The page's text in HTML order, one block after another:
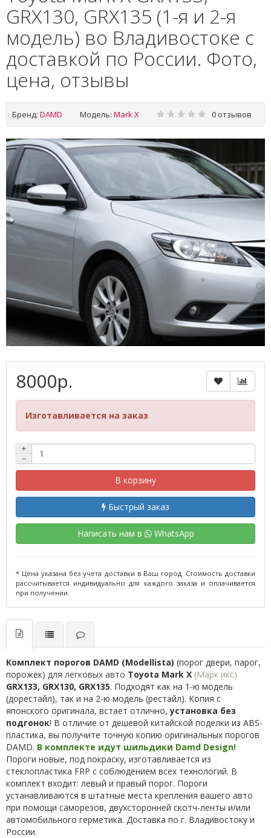
GRX130, GRX135 (1-я и 2-я
модель) во Владивостоке с
доставкой по России. Фото,
цена, отзывы
Бренд: DAMD Модель: Mark X 0 отзывов
8000р.
Изготавливается на заказ
+
−
В корзину
Быстрый заказ
Написать нам в WhatsApp
* Цена указана без учета доставки в Ваш город. Стоимость доставки
рассчитывается индивидуально для каждого заказа и оплачивается
при получении.
Комплект порогов DAMD (Modellista) (порог двери, парог,
порожек) для легковых авто Toyota Mark X (Марк икс)
GRX133, GRX130, GRX135. Подходят как на 1-ю модель
(дорестайл), так и на 2-ю модель (рестайл). Копия с
японского оригинала, встает отлично,установка без
подгонок! В отличие от дешевой китайской поделки из ABS-
пластика, вы получите точную копию оригинальных порогов
DAMD. В комплекте идут шильдики Damd Design!
Пороги новые, под покраску, изготавливается из
стеклопластика FRP с соблюдением всех технологий. В
комплект входит: левый и правый порог. Пороги
устанавливаются в штатные места крепления вашего авто
при помощи саморезов, двухсторонней скотч-ленты и/или
автомобильного герметика. Доставка по г. Владивостоку и
России.